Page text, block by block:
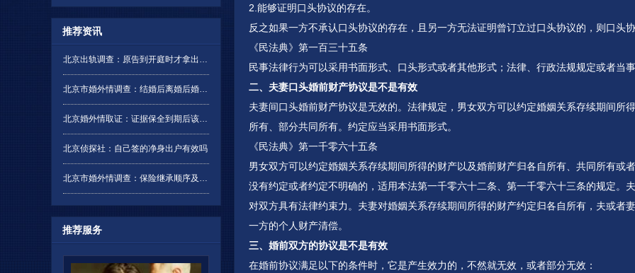
推荐资讯
北京出轨调查：原告到开庭时才拿出证据是否有效
北京市婚外情调查：结婚后离婚后婚前财产要分吗
北京婚外情取证：证据保全到期后该如何处理
北京侦探社：自己签的净身出户有效吗
北京市婚外情调查：保险继承顺序及分配是怎样的
推荐服务
2.能够证明口头协议的存在。
反之如果一方不承认口头协议的存在，且另一方无法证明曾订立过口头协议的，则口头
《民法典》第一百三十五条
民事法律行为可以采用书面形式、口头形式或者其他形式；法律、行政法规规定或者当
二、夫妻口头婚前财产协议是不是有效
夫妻间口头婚前财产协议是无效的。法律规定，男女双方可以约定婚姻关系存续期间所
所有、部分共同所有。约定应当采用书面形式。
《民法典》第一千零六十五条
男女双方可以约定婚姻关系存续期间所得的财产以及婚前财产归各自所有、共同所有或
没有约定或者约定不明确的，适用本法第一千零六十二条、第一千零六十三条的规定。
对双方具有法律约束力。夫妻对婚姻关系存续期间所得的财产约定归各自所有，夫或者
一方的个人财产清偿。
三、婚前双方的协议是不是有效
在婚前协议满足以下的条件时，它是产生效力的，不然就无效，或者部分无效：